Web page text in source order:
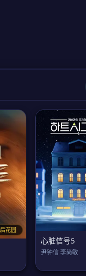
后花园
心脏信号5
尹钟信 李尚敏